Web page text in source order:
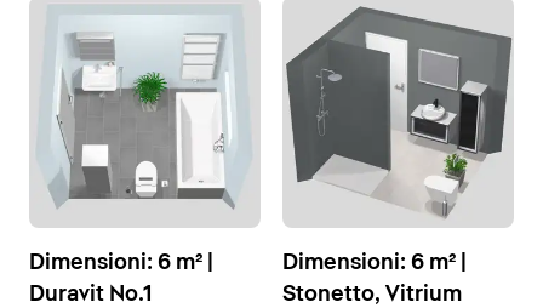
Dimensioni: 6 m² |
Duravit No.1
Dimensioni: 6 m² |
Stonetto, Vitrium